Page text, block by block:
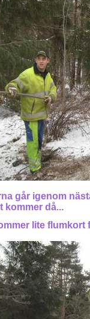
går igenom
kommer då...
lite flumkort